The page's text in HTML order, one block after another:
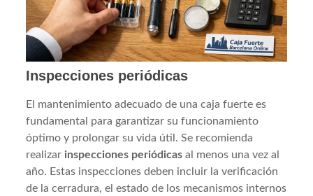
Inspecciones periódicas
El mantenimiento adecuado de una caja fuerte es
fundamental para garantizar su funcionamiento
óptimo y prolongar su vida útil. Se recomienda
realizar inspecciones periódicas al menos una vez al
año. Estas inspecciones deben incluir la verificación
de la cerradura, el estado de los mecanismos internos